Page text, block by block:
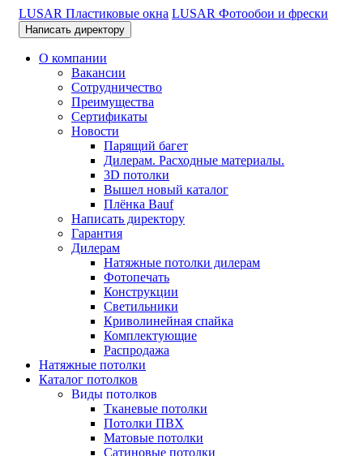
LUSAR Пластиковые окна LUSAR Фотообои и фрески
Написать директору
О компании
Вакансии
Сотрудничество
Преимущества
Сертификаты
Новости
Парящий багет
Дилерам. Расходные материалы.
3D потолки
Вышел новый каталог
Плёнка Bauf
Написать директору
Гарантия
Дилерам
Натяжные потолки дилерам
Фотопечать
Конструкции
Светильники
Криволинейная спайка
Комплектующие
Распродажа
Натяжные потолки
Каталог потолков
Виды потолков
Тканевые потолки
Потолки ПВХ
Матовые потолки
Сатиновые потолки